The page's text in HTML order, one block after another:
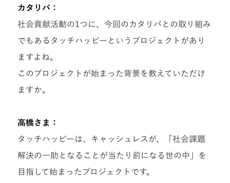
カタリバ：
社会貢献活動の1つに、今回のカタリバとの取り組み
でもあるタッチハッピーというプロジェクトがあり
ますよね。
このプロジェクトが始まった背景を教えていただけ
ますか。
高橋さま：
タッチハッピーは、キャッシュレスが、「社会課題
解決の一助となることが当たり前になる世の中」を
目指して始まったプロジェクトです。